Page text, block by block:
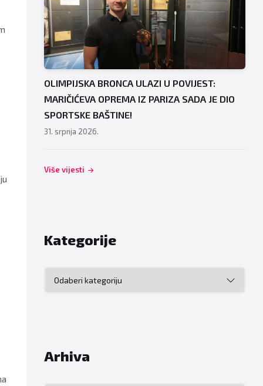
OLIMPIJSKA BRONCA ULAZI U POVIJEST:
MARIČIĆEVA OPREMA IZ PARIZA SADA JE DIO
SPORTSKE BAŠTINE!
31. srpnja 2026.
Više vijesti
Kategorije
Arhiva